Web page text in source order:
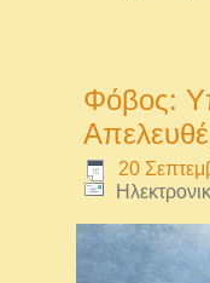
Φόβος:
20